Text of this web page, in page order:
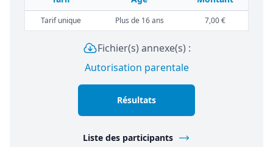
Tarif unique Plus de 16 ans 7,00 €
Fichier(s) annexe(s) :
Autorisation parentale
Résultats
Liste des participants